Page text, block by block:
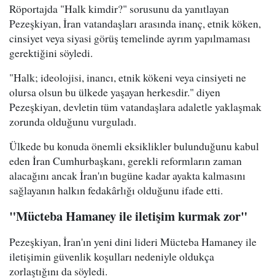
Röportajda "Halk kimdir?" sorusunu da yanıtlayan
Pezeşkiyan, İran vatandaşları arasında inanç, etnik köken,
cinsiyet veya siyasi görüş temelinde ayrım yapılmaması
gerektiğini söyledi.
"Halk; ideolojisi, inancı, etnik kökeni veya cinsiyeti ne
olursa olsun bu ülkede yaşayan herkesdir." diyen
Pezeşkiyan, devletin tüm vatandaşlara adaletle yaklaşmak
zorunda olduğunu vurguladı.
Ülkede bu konuda önemli eksiklikler bulunduğunu kabul
eden İran Cumhurbaşkanı, gerekli reformların zaman
alacağını ancak İran'ın bugüne kadar ayakta kalmasını
sağlayanın halkın fedakârlığı olduğunu ifade etti.
"Mücteba Hamaney ile iletişim kurmak zor"
Pezeşkiyan, İran'ın yeni dini lideri Mücteba Hamaney ile
iletişimin güvenlik koşulları nedeniyle oldukça
zorlaştığını da söyledi.